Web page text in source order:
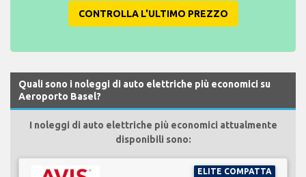
CONTROLLA L'ULTIMO PREZZO
Quali sono i noleggi di auto elettriche più economici su
Aeroporto Basel?
I noleggi di auto elettriche più economici attualmente
disponibili sono:
ELITE COMPATTA